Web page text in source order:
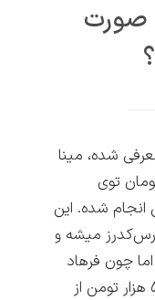
صورت
شده، مینا
هزار تومان توی
انجام شده. این
پارس‌کدرز میشه و
چون فرهاد
مینا رو به پارس‌کدرز دعوت کرده 5 هزار تومن از